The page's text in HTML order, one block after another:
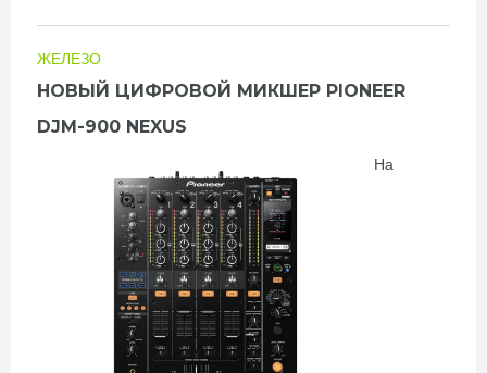
ЖЕЛЕЗО
НОВЫЙ ЦИФРОВОЙ МИКШЕР PIONEER
DJM-900 NEXUS
На